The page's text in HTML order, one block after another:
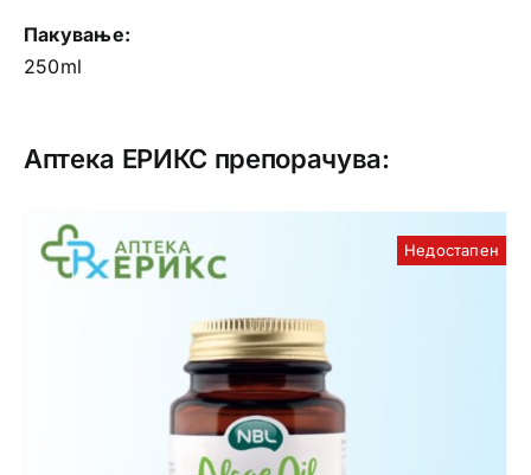
Пакување:
250ml
Аптека ЕРИКС препорачува:
Недостапен